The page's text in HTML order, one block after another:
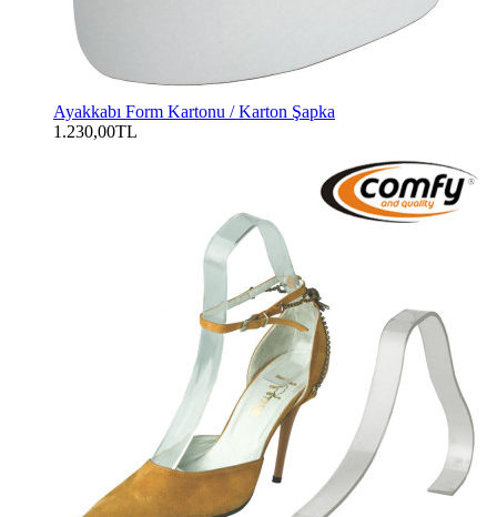
Ayakkabı Form Kartonu / Karton Şapka
1.230,00TL